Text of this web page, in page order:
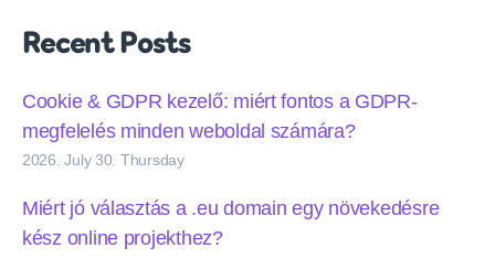
Recent Posts
Cookie & GDPR kezelő: miért fontos a GDPR-
megfelelés minden weboldal számára?
2026. July 30. Thursday
Miért jó választás a .eu domain egy növekedésre
kész online projekthez?